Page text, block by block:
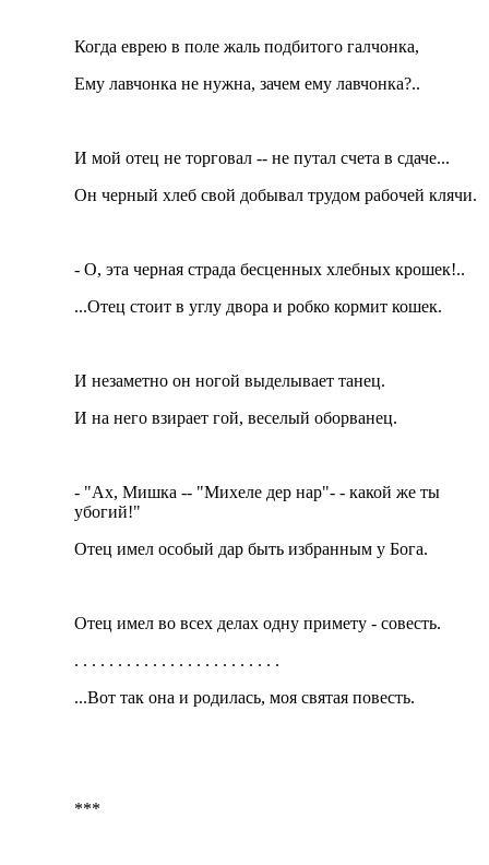
Когда еврею в поле жаль подбитого галчонка,
Ему лавчонка не нужна, зачем ему лавчонка?..
И мой отец не торговал -- не путал счета в сдаче...
Он черный хлеб свой добывал трудом рабочей клячи.
- О, эта черная страда бесценных хлебных крошек!..
...Отец стоит в углу двора и робко кормит кошек.
И незаметно он ногой выделывает танец.
И на него взирает гой, веселый оборванец.
- "Ах, Мишка -- "Михеле дер нар"- - какой же ты
убогий!"
Отец имел особый дар быть избранным у Бога.
Отец имел во всех делах одну примету - совесть.
. . . . . . . . . . . . . . . . . . . . . . . .
...Вот так она и родилась, моя святая повесть.
***